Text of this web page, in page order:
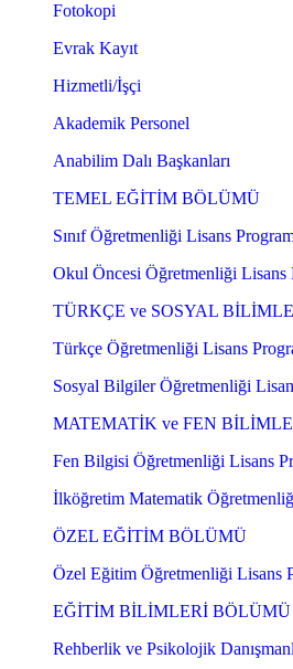
Fotokopi
Evrak Kayıt
Hizmetli/İşçi
Akademik Personel
Anabilim Dalı Başkanları
TEMEL EĞİTİM BÖLÜMÜ
Sınıf Öğretmenliği Lisans
Okul Öncesi Öğretmenliği Lisans
TÜRKÇE ve SOSYAL
Türkçe Öğretmenliği Lisans
Sosyal Bilgiler Öğretmenliği
MATEMATİK ve FEN
Fen Bilgisi Öğretmenliği Lisans
İlköğretim Matematik
ÖZEL EĞİTİM BÖLÜMÜ
Özel Eğitim Öğretmenliği Lisans
EĞİTİM BİLİMLERİ BÖLÜMÜ
Rehberlik ve Psikolojik